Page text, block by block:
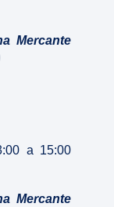
Mercante
a 15:00
Mercante